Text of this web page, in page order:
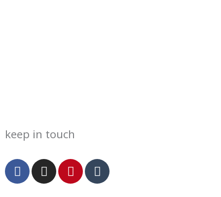
keep in touch
F
a
c
I
n
s
P
i
n
T
u
m